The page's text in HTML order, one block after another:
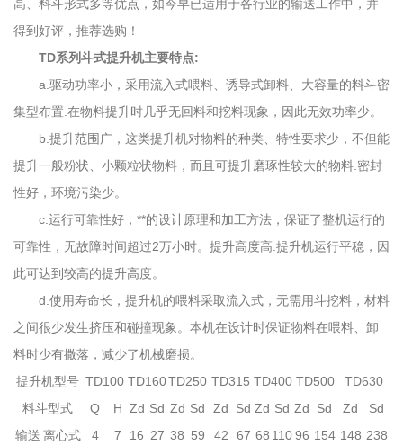
高、料斗形式多等优点，如今早已适用于各行业的输送工作中，并
得到好评，推荐选购！
TD系列斗式提升机主要特点:
a.驱动功率小，采用流入式喂料、诱导式卸料、大容量的料斗密
集型布置.在物料提升时几乎无回料和挖料现象，因此无效功率少。
b.提升范围广，这类提升机对物料的种类、特性要求少，不但能
提升一般粉状、小颗粒状物料，而且可提升磨琢性较大的物料.密封
性好，环境污染少。
c.运行可靠性好，**的设计原理和加工方法，保证了整机运行的
可靠性，无故障时间超过2万小时。提升高度高.提升机运行平稳，因
此可达到较高的提升高度。
d.使用寿命长，提升机的喂料采取流入式，无需用斗挖料，材料
之间很少发生挤压和碰撞现象。本机在设计时保证物料在喂料、卸
料时少有撒落，减少了机械磨损。
提升机型号 TD100 TD160TD250 TD315 TD400 TD500
TD630
料斗型式
Q H Zd Sd Zd Sd Zd Sd Zd Sd Zd Sd Zd
Sd
输送 离心式 4 7 16 27 38 59 42 67 68 11096 154 148 238